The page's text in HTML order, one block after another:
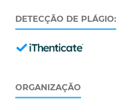
DETECÇÃO DE PLÁGIO:
ORGANIZAÇÃO